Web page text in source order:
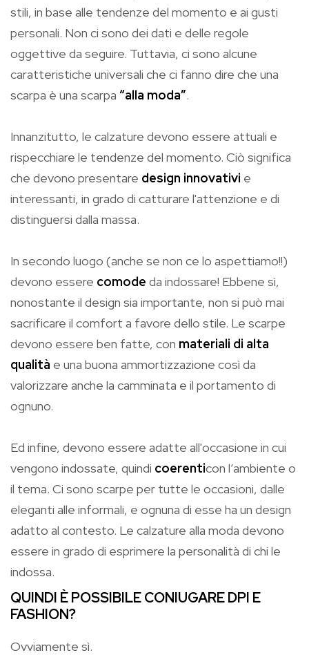
stili, in base alle tendenze del momento e ai gusti
personali. Non ci sono dei dati e delle regole
oggettive da seguire. Tuttavia, ci sono alcune
caratteristiche universali che ci fanno dire che una
scarpa è una scarpa “alla moda”.
Innanzitutto, le calzature devono essere attuali e
rispecchiare le tendenze del momento. Ciò significa
che devono presentare design innovativi e
interessanti, in grado di catturare l'attenzione e di
distinguersi dalla massa.
In secondo luogo (anche se non ce lo aspettiamo!!)
devono essere comode da indossare! Ebbene sì,
nonostante il design sia importante, non si può mai
sacrificare il comfort a favore dello stile. Le scarpe
devono essere ben fatte, con materiali di alta
qualità e una buona ammortizzazione così da
valorizzare anche la camminata e il portamento di
ognuno.
Ed infine, devono essere adatte all'occasione in cui
vengono indossate, quindi coerenticon l’ambiente o
il tema. Ci sono scarpe per tutte le occasioni, dalle
eleganti alle informali, e ognuna di esse ha un design
adatto al contesto. Le calzature alla moda devono
essere in grado di esprimere la personalità di chi le
indossa.
QUINDI È POSSIBILE CONIUGARE DPI E
FASHION?
Ovviamente sì.